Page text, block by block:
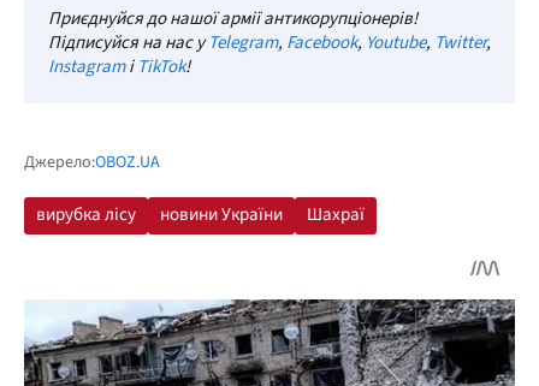
Приєднуйся до нашої армії антикорупціонерів!
Підписуйся на нас уTelegram, Facebook, Youtube, Twitter,
InstagramіTikTok!
Джерело:OBOZ.UA
вирубка лісу новини України Шахраї